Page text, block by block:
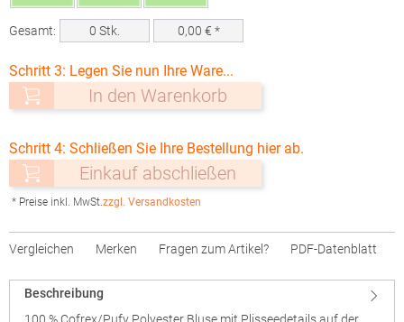
Gesamt: 0 Stk. 0,00 € *
Schritt 3: Legen Sie nun Ihre Ware...
In den Warenkorb
Schritt 4: Schließen Sie Ihre Bestellung hier ab.
Einkauf abschließen
* Preise inkl. MwSt.zzgl. Versandkosten
Vergleichen Merken Fragen zum Artikel? PDF-Datenblatt
Beschreibung